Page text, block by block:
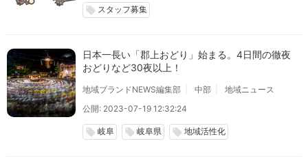
local_offer スタッフ募集
日本一長い「郡上おどり」始まる。4日間の徹夜
おどりなど30夜以上！
地域ブランドNEWS編集部 中部
地域ニュース
公開: 2023-07-19 12:32:24
local_offer 岐阜 local_offer 岐阜県 local_offer 地域活性化